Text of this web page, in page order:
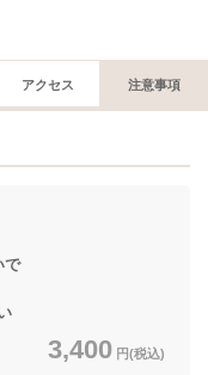
アクセス 注意事項
で
3,400 円(税込)